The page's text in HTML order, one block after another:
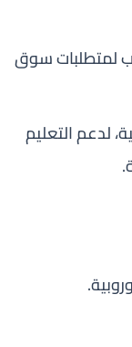
لمتطلبات سوق
لدعم التعليم